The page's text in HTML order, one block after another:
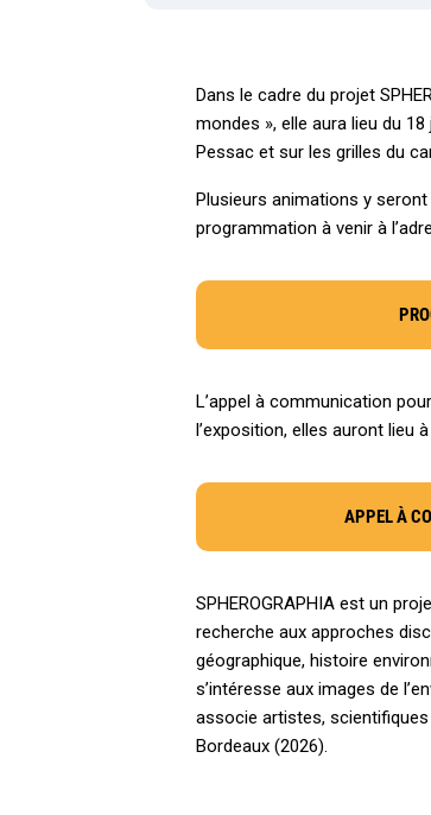
Dans le cadre du projet
mondes », elle aura lieu du
Pessac et sur les grilles du
Plusieurs animations y
programmation à venir à
L’appel à communication
l’exposition, elles auront lieu
APPEL À
SPHEROGRAPHIA est un
recherche aux approches
géographique, histoire
s’intéresse aux images de
associe artistes, scientifiques
Bordeaux (2026).